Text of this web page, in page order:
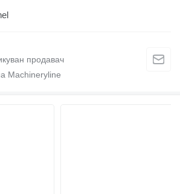
Machineryline